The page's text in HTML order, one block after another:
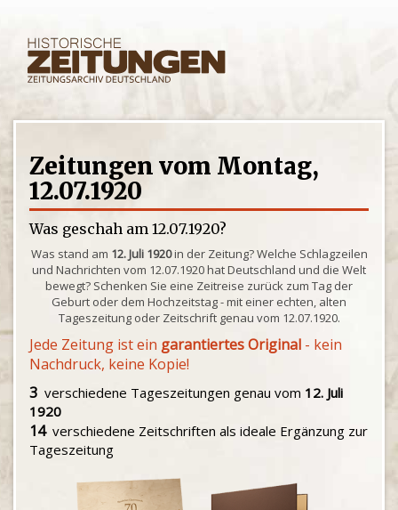
Zeitungen vom Montag,
12.07.1920
Was geschah am 12.07.1920?
Was stand am 12. Juli 1920in der Zeitung? Welche Schlagzeilen
und Nachrichten vom 12.07.1920 hat Deutschland und die Welt
bewegt? Schenken Sie eine Zeitreise zurück zum Tag der
Geburt oder dem Hochzeitstag - mit einer echten, alten
Tageszeitung oder Zeitschrift genau vom 12.07.1920.
Jede Zeitung ist ein garantiertes Original - kein
Nachdruck, keine Kopie!
3 verschiedene Tageszeitungen genau vom 12. Juli
1920
14verschiedene Zeitschriften als ideale Ergänzung zur
Tageszeitung